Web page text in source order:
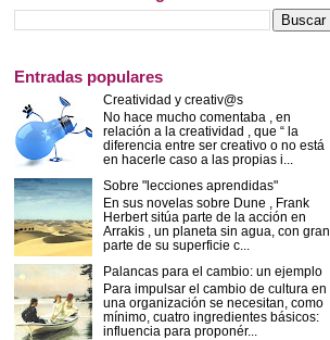
Entradas populares
Creatividad y creativ@s
No hace mucho comentaba , en
relación a la creatividad , que “ la
diferencia entre ser creativo o no está
en hacerle caso a las propias i...
Sobre "lecciones aprendidas"
En sus novelas sobre Dune , Frank
Herbert sitúa parte de la acción en
Arrakis , un planeta sin agua, con gran
parte de su superficie c...
Palancas para el cambio: un ejemplo
Para impulsar el cambio de cultura en
una organización se necesitan, como
mínimo, cuatro ingredientes básicos:
influencia para proponér...